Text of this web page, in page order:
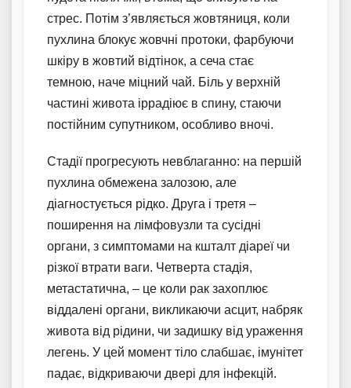
стрес. Потім з’являється жовтяниця, коли
пухлина блокує жовчні протоки, фарбуючи
шкіру в жовтий відтінок, а сеча стає
темною, наче міцний чай. Біль у верхній
частині живота іррадіює в спину, стаючи
постійним супутником, особливо вночі.
Стадії прогресують невблаганно: на першій
пухлина обмежена залозою, але
діагностується рідко. Друга і третя –
поширення на лімфовузли та сусідні
органи, з симптомами на кшталт діареї чи
різкої втрати ваги. Четверта стадія,
метастатична, – це коли рак захоплює
віддалені органи, викликаючи асцит, набряк
живота від рідини, чи задишку від ураження
легень. У цей момент тіло слабшає, імунітет
падає, відкриваючи двері для інфекцій.